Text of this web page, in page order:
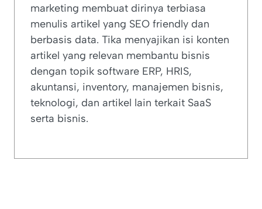
marketing membuat dirinya terbiasa
menulis artikel yang SEO friendly dan
berbasis data. Tika menyajikan isi konten
artikel yang relevan membantu bisnis
dengan topik software ERP, HRIS,
akuntansi, inventory, manajemen bisnis,
teknologi, dan artikel lain terkait SaaS
serta bisnis.